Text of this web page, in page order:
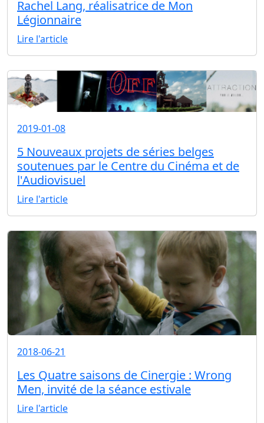
Rachel Lang, réalisatrice de Mon
Légionnaire
Lire l'article
2019-01-08
5 Nouveaux projets de séries belges
soutenues par le Centre du Cinéma et de
l'Audiovisuel
Lire l'article
2018-06-21
Les Quatre saisons de Cinergie : Wrong
Men, invité de la séance estivale
Lire l'article